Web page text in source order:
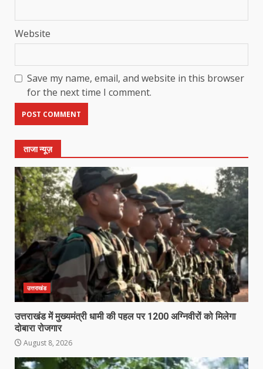
Website
Save my name, email, and website in this browser
for the next time I comment.
ताजा न्यूज़
उत्तराखंड
उत्तराखंड में मुख्यमंत्री धामी की पहल पर 1200 अग्निवीरों को मिलेगा
दोबारा रोजगार
August 8, 2026